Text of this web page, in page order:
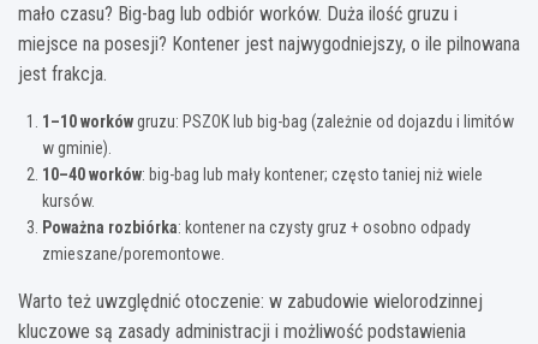
mało czasu? Big-bag lub odbiór worków. Duża ilość gruzu i
miejsce na posesji? Kontener jest najwygodniejszy, o ile pilnowana
jest frakcja.
1–10 workówgruzu: PSZOK lub big-bag (zależnie od dojazdu i limitów
w gminie).
10–40 worków: big-bag lub mały kontener; często taniej niż wiele
kursów.
Poważna rozbiórka: kontener na czysty gruz + osobno odpady
zmieszane/poremontowe.
Warto też uwzględnić otoczenie: w zabudowie wielorodzinnej
kluczowe są zasady administracji i możliwość podstawienia